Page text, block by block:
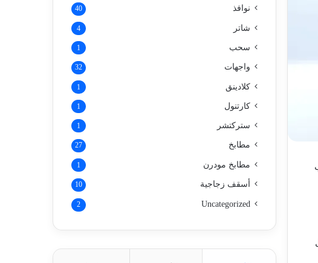
نوافذ 40
شاتر 4
سحب 1
واجهات 32
كلادينق 1
كارتنول 1
ستركتشر 1
مطابخ 27
مطابخ مودرن 1
أسقف زجاجية 10
Uncategorized
2